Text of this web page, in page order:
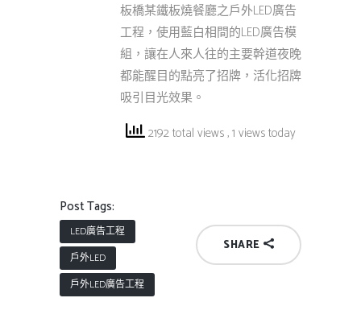
板橋某鐵板燒餐廳之戶外LED廣告
工程，使用藍白相間的LED廣告模
組，讓在人來人往的主要幹道夜晚
都能醒目的點亮了招牌，活化招牌
吸引目光效果。
2192 total views, 1 views today
Post Tags:
LED廣告工程
戶外LED
戶外LED廣告工程
SHARE